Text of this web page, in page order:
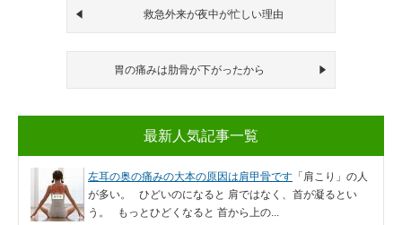
救急外来が夜中が忙しい理由
胃の痛みは肋骨が下がったから
最新人気記事一覧
左耳の奥の痛みの大本の原因は肩甲骨です 「肩こり」の人
が多い。 ひどいのになると 肩ではなく、首が凝るとい
う。 もっとひどくなると 首から上の...